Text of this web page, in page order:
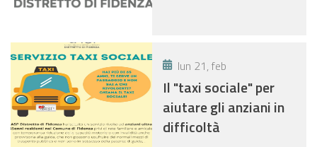
lun 21, feb
Il "taxi sociale" per
aiutare gli anziani in
difficoltà